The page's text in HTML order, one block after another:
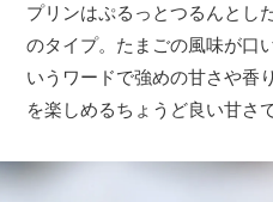
プリンはぷるっとつるんとし
のタイプ。たまごの風味が口
いうワードで強めの甘さや香
を楽しめるちょうど良い甘さ